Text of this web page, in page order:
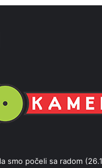
smo počeli sa radom